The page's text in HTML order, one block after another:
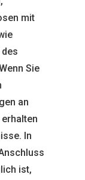
mit
Sie
an
In
ist,